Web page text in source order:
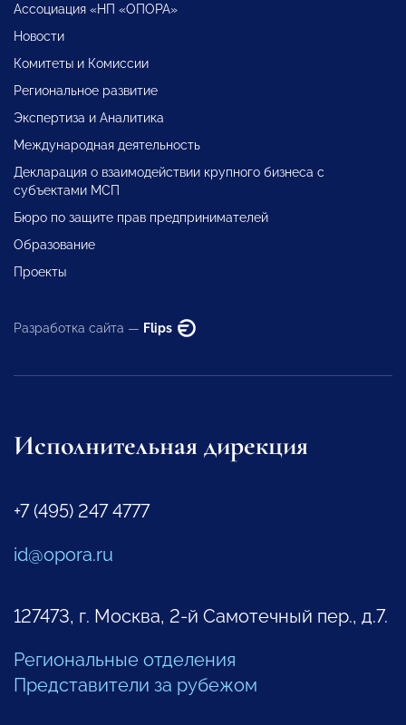
Ассоциация «НП «ОПОРА»
Новости
Комитеты и Комиссии
Региональное развитие
Экспертиза и Аналитика
Международная деятельность
Декларация о взаимодействии крупного бизнеса с
субъектами МСП
Бюро по защите прав предпринимателей
Образование
Проекты
Разработка сайта — Flips
Исполнительная дирекция
+7 (495) 247 4777
id@opora.ru
127473, г. Москва, 2-й Самотечный пер., д.7.
Региональные отделения
Представители за рубежом